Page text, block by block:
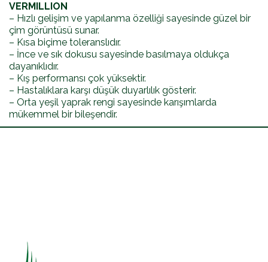
VERMILLION
– Hızlı gelişim ve yapılanma özelliği sayesinde güzel bir
çim görüntüsü sunar.
– Kısa biçime toleranslıdır.
– İnce ve sık dokusu sayesinde basılmaya oldukça
dayanıklıdır.
– Kış performansı çok yüksektir.
– Hastalıklara karşı düşük duyarlılık gösterir.
– Orta yeşil yaprak rengi sayesinde karışımlarda
mükemmel bir bileşendir.